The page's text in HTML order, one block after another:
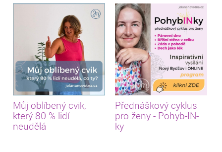
Můj oblíbený cvik,
který 80 % lidí
neudělá
Přednáškový cyklus
pro ženy - Pohyb-IN-
ky